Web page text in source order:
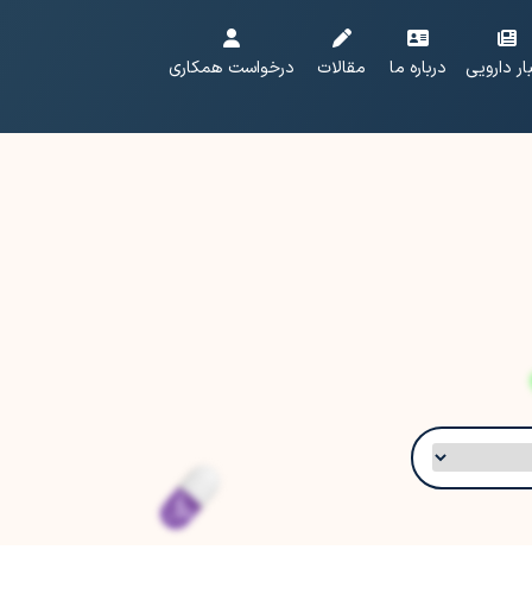
دارویی درباره ما مقالات درخواست همکاری